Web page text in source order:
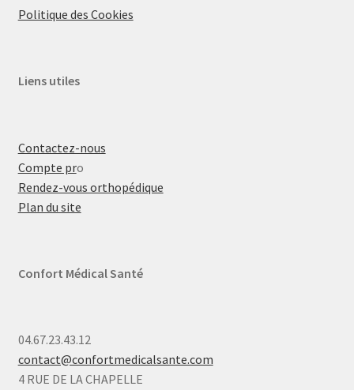
Politique des Cookies
Liens utiles
Contactez-nous
Compte pro
Rendez-vous orthopédique
Plan du site
Confort Médical Santé
04.67.23.43.12
contact@confortmedicalsante.com
4 RUE DE LA CHAPELLE